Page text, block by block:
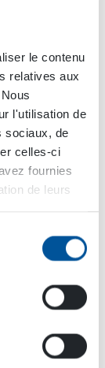
le contenu
relatives aux
l'utilisation de
sociaux, de
celles-ci
fournies
de leurs
là les
des
de les
clair”,
assimiler
depuis.
termes
Je